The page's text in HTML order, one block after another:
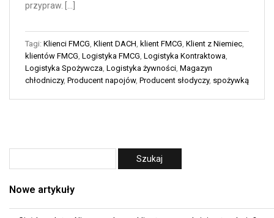
przypraw. […]
Tagi: Klienci FMCG, Klient DACH, klient FMCG, Klient z Niemiec,
klientów FMCG, Logistyka FMCG, Logistyka Kontraktowa,
Logistyka Spożywcza, Logistyka żywności, Magazyn
chłodniczy, Producent napojów, Producent słodyczy, spożywką
Nowe artykuły